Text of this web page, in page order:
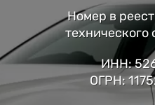
Номер в
технического
ИНН:
ОГРН: